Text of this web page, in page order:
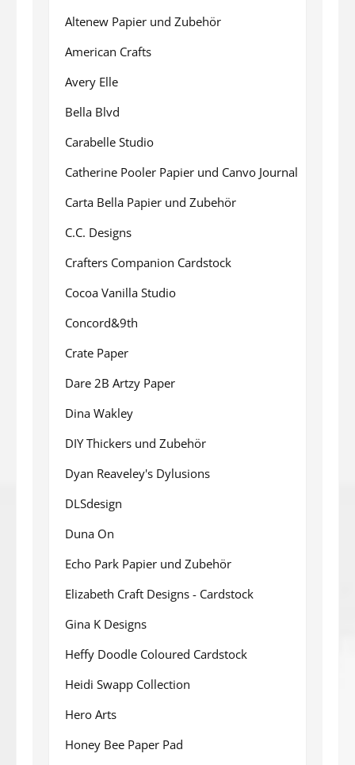
Altenew Papier und Zubehör
American Crafts
Avery Elle
Bella Blvd
Carabelle Studio
Catherine Pooler Papier und Canvo Journal
Carta Bella Papier und Zubehör
C.C. Designs
Crafters Companion Cardstock
Cocoa Vanilla Studio
Concord&9th
Crate Paper
Dare 2B Artzy Paper
Dina Wakley
DIY Thickers und Zubehör
Dyan Reaveley's Dylusions
DLSdesign
Duna On
Echo Park Papier und Zubehör
Elizabeth Craft Designs - Cardstock
Gina K Designs
Heffy Doodle Coloured Cardstock
Heidi Swapp Collection
Hero Arts
Honey Bee Paper Pad